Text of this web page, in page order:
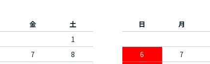
金
土
1
7
8
日 月
6
7